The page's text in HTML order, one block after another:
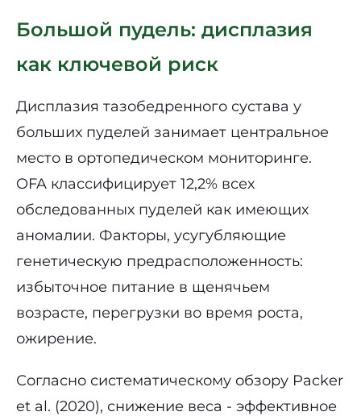
Большой пудель: дисплазия
как ключевой риск
Дисплазия тазобедренного сустава у
больших пуделей занимает центральное
место в ортопедическом мониторинге.
OFA классифицирует 12,2% всех
обследованных пуделей как имеющих
аномалии. Факторы, усугубляющие
генетическую предрасположенность:
избыточное питание в щенячьем
возрасте, перегрузки во время роста,
ожирение.
Согласно систематическому обзору Packer
et al. (2020), снижение веса - эффективное